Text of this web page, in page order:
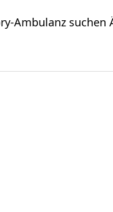
Ambulanz suchen